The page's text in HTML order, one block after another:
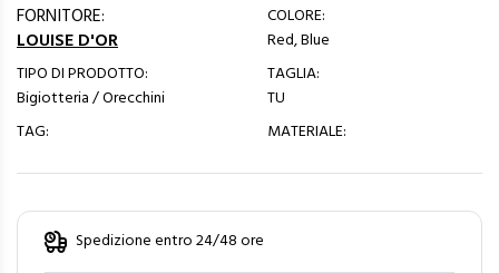
FORNITORE:
LOUISE D'OR
TIPO DI PRODOTTO:
Bigiotteria / Orecchini
TAG:
COLORE:
Red, Blue
TAGLIA:
TU
MATERIALE:
Spedizione entro 24/48 ore